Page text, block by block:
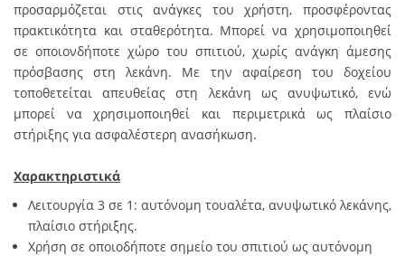
προσαρμόζεται στις ανάγκες του χρήστη, προσφέροντας
πρακτικότητα και σταθερότητα. Μπορεί να χρησιμοποιηθεί
σε οποιονδήποτε χώρο του σπιτιού, χωρίς ανάγκη άμεσης
πρόσβασης στη λεκάνη. Με την αφαίρεση του δοχείου
τοποθετείται απευθείας στη λεκάνη ως ανυψωτικό, ενώ
μπορεί να χρησιμοποιηθεί και περιμετρικά ως πλαίσιο
στήριξης για ασφαλέστερη ανασήκωση.
Χαρακτηριστικά
Λειτουργία 3 σε 1: αυτόνομη τουαλέτα, ανυψωτικό λεκάνης,
πλαίσιο στήριξης.
Χρήση σε οποιοδήποτε σημείο του σπιτιού ως αυτόνομη